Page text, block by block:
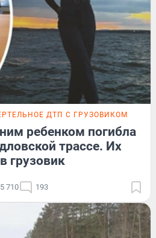
ДТП С ГРУЗОВИКОМ
ребенком погибла
трассе. Их
грузовик
710 193